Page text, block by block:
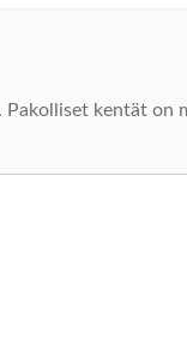
Pakolliset kentät on